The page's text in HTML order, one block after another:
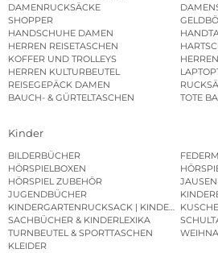
DAMENRUCKSÄCKE
SHOPPER
HANDSCHUHE DAMEN
HERREN REISETASCHEN
KOFFER UND TROLLEYS
HERREN KULTURBEUTEL
REISEGEPÄCK DAMEN
BAUCH- & GÜRTELTASCHEN
TOTE
Kinder
BILDERBÜCHER
HÖRSPIELBOXEN
HÖRSPIEL ZUBEHÖR
JUGENDBÜCHER
KINDERGARTENRUCKSACK |
SACHBÜCHER & KINDERLEXIKA
TURNBEUTEL & SPORTTASCHEN
KLEIDER